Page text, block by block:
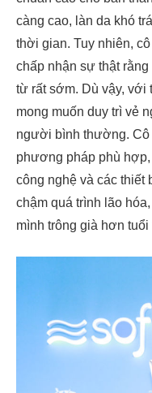
càng cao, làn da khó
thời gian. Tuy nhiên,
chấp nhận sự thật
từ rất sớm. Dù vậy, với
mong muốn duy trì vẻ
người bình thường. Cô
phương pháp phù
công nghệ và các thiết
chậm quá trình lão
mình trông già hơn tuổi